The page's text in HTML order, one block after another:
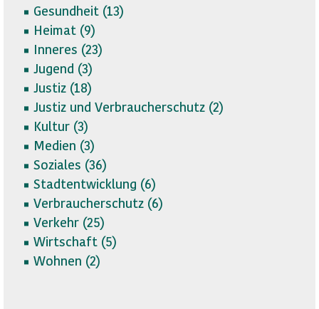
Gesundheit (13)
Heimat (9)
Inneres (23)
Jugend (3)
Justiz (18)
Justiz und Verbraucherschutz (2)
Kultur (3)
Medien (3)
Soziales (36)
Stadtentwicklung (6)
Verbraucherschutz (6)
Verkehr (25)
Wirtschaft (5)
Wohnen (2)